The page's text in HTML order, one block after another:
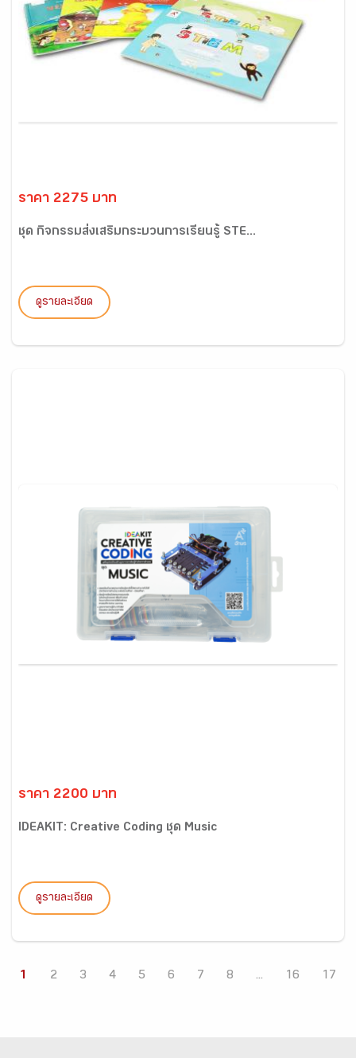
ราคา 2275 บาท
ชุด กิจกรรมส่งเสริมกระบวนการเรียนรู้ STE...
ดูรายละเอียด
ราคา 2200 บาท
IDEAKIT: Creative Coding ชุด Music
ดูรายละเอียด
1 2 3 4 5 6 7 8 ... 16 17